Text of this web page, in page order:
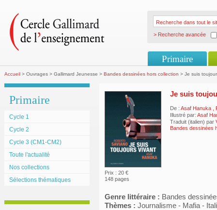
> Recherche avancée
Primaire
Accueil > Ouvrages > Gallimard Jeunesse > Bandes dessinées hors collection > Je suis
Primaire
Cycle 1
Cycle 2
Cycle 3 (CM1-CM2)
Toute l'actualité
Nos collections
Sélections thématiques
Prix : 20 €
148 pages
Je suis
De : Asaf Hanuka
Illustré par: Asaf
Traduit (italien) par
Bandes dessinées
Genre littéraire : Bandes
Thèmes : Journalisme - Mafia -